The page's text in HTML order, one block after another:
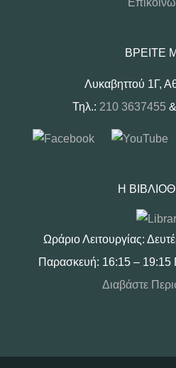
ΒΡΕΊΤΕ
Λυκαβηττού 1Γ,
Τηλ.: 210 3637455 &
Η
Ωράριο Λειτουργίας:
Παρασκευή: 16:15 – 19:15
Διαβάστε